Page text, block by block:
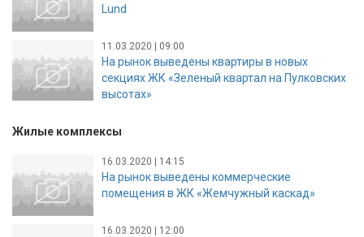
Lund
11.03.2020 | 09:00
На рынок выведены квартиры в новых
секциях ЖК «Зеленый квартал на Пулковских
высотах»
Жилые комплексы
16.03.2020 | 14:15
На рынок выведены коммерческие
помещения в ЖК «Жемчужный каскад»
16.03.2020 | 12:00